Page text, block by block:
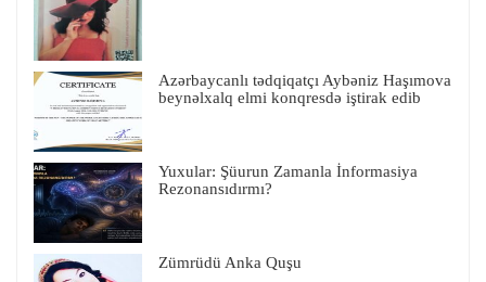
Azərbaycanlı tədqiqatçı Aybəniz Haşımova
beynəlxalq elmi konqresdə iştirak edib
Yuxular: Şüurun Zamanla İnformasiya
Rezonansıdırmı?
Zümrüdü Anka Quşu